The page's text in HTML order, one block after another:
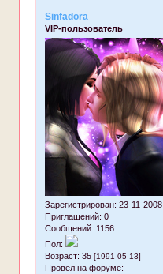
Sinfadora
VIP-пользователь
Зарегистрирован: 23-11-2008
Приглашений: 0
Сообщений: 1156
Пол:
Возраст: 35 [1991-05-13]
Провел на форуме: